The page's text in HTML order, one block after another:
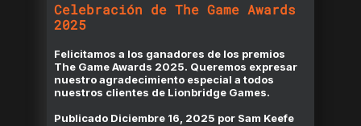
Celebración de The Game Awards
2025
Felicitamos a los ganadores de los premios
The Game Awards 2025. Queremos expresar
nuestro agradecimiento especial a todos
nuestros clientes de Lionbridge Games.
Publicado Diciembre 16, 2025 por Sam Keefe